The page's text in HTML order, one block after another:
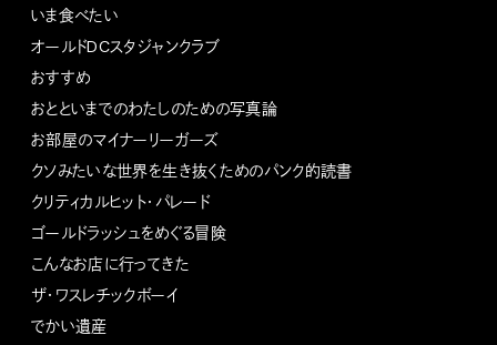
いま食べたい
オールドDCスタジャンクラブ
おすすめ
おとといまでのわたしのための写真論
お部屋のマイナーリーガーズ
クソみたいな世界を生き抜くためのパンク的読書
クリティカルヒット・パレード
ゴールドラッシュをめぐる冒険
こんなお店に行ってきた
ザ・ワスレチックボーイ
でかい遺産